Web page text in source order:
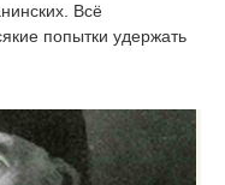
Всё
попытки удержать